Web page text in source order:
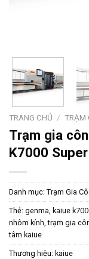
TRANG CHỦ / TRẠM
Trạm gia
K7000 Super
Danh mục: Trạm Gia
Thẻ: genma, kaiue
nhôm kính,trạm gia
tâm kaiue
Thương hiệu: kaiue